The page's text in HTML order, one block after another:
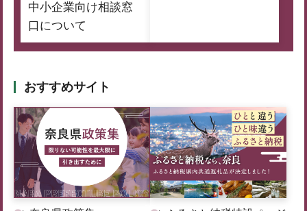
中小企業向け相談窓
口について
おすすめサイト